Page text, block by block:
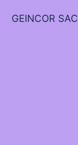
GEINCOR SAC